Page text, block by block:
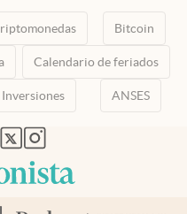
Bitcoin
Calendario de feriados
Inversiones ANSES
pestaña
en nueva pestaña
abre en nueva pestaña
abre en nueva pestaña
abre en nueva pestaña